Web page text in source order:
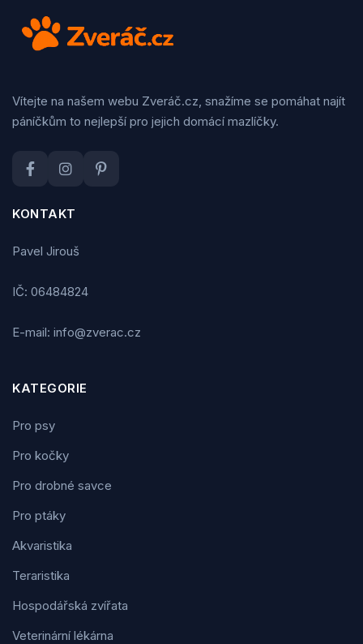
Vítejte na našem webu Zveráč.cz, snažíme se pomáhat najít
páníčkům to nejlepší pro jejich domácí mazlíčky.
KONTAKT
Pavel Jirouš
IČ: 06484824
E-mail: info@zverac.cz
KATEGORIE
Pro psy
Pro kočky
Pro drobné savce
Pro ptáky
Akvaristika
Teraristika
Hospodářská zvířata
Veterinární lékárna